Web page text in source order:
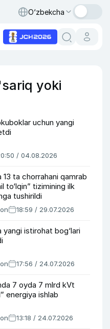
O‘zbekcha
yoki
uchun yangi
/ 04.08.2026
13 ta chorrahani qamrab
to‘lqin” tizimining ilk
tushirildi
18:59 / 29.07.2026
yangi istirohat bog‘lari
17:56 / 24.07.2026
7 oyda 7 mlrd kVt
energiya ishlab
13:18 / 24.07.2026